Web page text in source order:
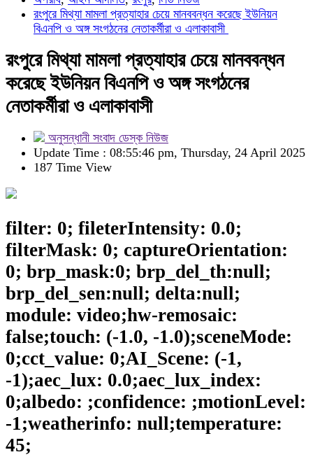
রংপুরে মিথ্যা মামলা প্রত্যাহার চেয়ে মানববন্ধন করেছে ইউনিয়ন
বিএনপি ও অঙ্গ সংগঠনের নেতাকর্মীরা ও এলাকাবাসী
রংপুরে মিথ্যা মামলা প্রত্যাহার চেয়ে মানববন্ধন
করেছে ইউনিয়ন বিএনপি ও অঙ্গ সংগঠনের
নেতাকর্মীরা ও এলাকাবাসী
অনুসন্ধানী সংবাদ ডেস্ক নিউজ
Update Time : 08:55:46 pm, Thursday, 24 April 2025
187 Time View
filter: 0; fileterIntensity: 0.0;
filterMask: 0; captureOrientation:
0; brp_mask:0; brp_del_th:null;
brp_del_sen:null; delta:null;
module: video;hw-remosaic:
false;touch: (-1.0, -1.0);sceneMode:
0;cct_value: 0;AI_Scene: (-1,
-1);aec_lux: 0.0;aec_lux_index:
0;albedo: ;confidence: ;motionLevel:
-1;weatherinfo: null;temperature:
45;